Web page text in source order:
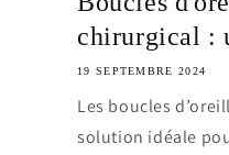
chirurgical :
19 SEPTEMBRE 2024
Les boucles
solution idéale